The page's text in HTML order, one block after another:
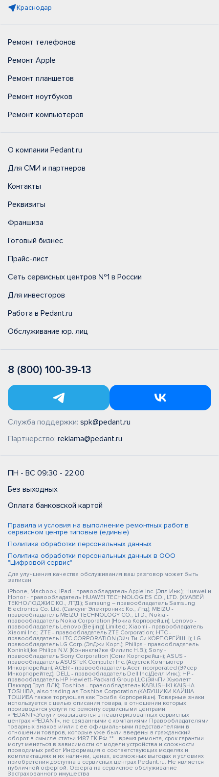
Краснодар
Ремонт телефонов
Ремонт Apple
Ремонт планшетов
Ремонт ноутбуков
Ремонт компьютеров
О компании Pedant.ru
Для СМИ и партнеров
Контакты
Реквизиты
Франшиза
Готовый бизнес
Прайс-лист
Сеть сервисных центров №1 в России
Для инвесторов
Работа в Pedant.ru
Обслуживание юр. лиц
8 (800) 100-39-13
Служба поддержки: spk@pedant.ru
Партнерство: reklama@pedant.ru
ПН - ВС 09:30 - 22:00
Без выходных
Оплата банковской картой
Правила и условия на выполнение ремонтных работ в
сервисном центре типовые (единые)
Политика обработки персональных данных
Политика обработки персональных данных в ООО
"Цифровой сервис"
Для улучшения качества обслуживания ваш разговор может быть
записан
iPhone, Macbook, iPad - правообладатель Apple Inc. (Эпл Инк.); Huawei и
Honor - правообладатель HUAWEI TECHNOLOGIES CO., LTD. (ХУАВЕЙ
ТЕКНОЛОДЖИС КО., ЛТД.); Samsung – правообладатель Samsung
Electronics Co. Ltd. (Самсунг Электроникс Ко., Лтд.); MEIZU -
правообладатель MEIZU TECHNOLOGY CO., LTD.; Nokia -
правообладатель Nokia Corporation (Нокиа Корпорейшн); Lenovo -
правообладатель Lenovo (Beijing) Limited; Xiaomi - правообладатель
Xiaomi Inc.; ZTE - правообладатель ZTE Corporation; HTC -
правообладатель HTC CORPORATION (Эйч-Ти-Си КОРПОРЕЙШН); LG -
правообладатель LG Corp. (ЭлДжи Корп.); Philips - правообладатель
Koninklijke Philips N.V. (Конинклийке Филипс Н.В.); Sony -
правообладатель Sony Corporation (Сони Корпорейшн); ASUS -
правообладатель ASUSTeK Computer Inc. (Асустек Компьютер
Инкорпорейшн); ACER - правообладатель Acer Incorporated (Эйсер
Инкорпорейтед); DELL - правообладатель Dell Inc.(Делл Инк.); HP -
правообладатель HP Hewlett-Packard Group LLC (ЭйчПи Хьюлетт
Паккард Груп ЛЛК); Toshiba - правообладатель KABUSHIKI KAISHA
TOSHIBA, also trading as Toshiba Corporation (КАБУШИКИ КАЙША
ТОШИБА также торгующая как Тосиба Корпорейшн). Товарные знаки
используется с целью описания товара, в отношении которых
производятся услуги по ремонту сервисными центрами
«PEDANT».Услуги оказываются в неавторизованных сервисных
центрах «PEDANT», не связанными с компаниями Правообладателями
товарных знаков и/или с ее официальными представителями в
отношении товаров, которые уже были введены в гражданский
оборот в смысле статьи 1487 ГК РФ ** - время ремонта, срок гарантии
могут меняться в зависимости от модели устройства и сложности
проводимых работ Информация о соответствующих моделях и
комплектациях и их наличии, ценах, возможных выгодах и условиях
приобретения доступна в сервисных центрах Pedant.ru. Не является
публичной офертой. Оферта на сервисное обслуживание
Застрахованного имущества